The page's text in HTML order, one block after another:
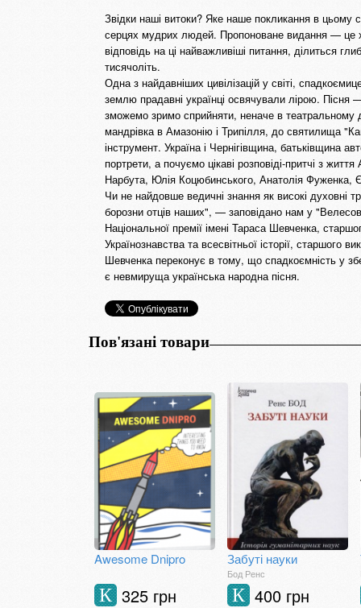
Звідки наші витоки? Яке наше покликання в цьому
серцях мудрих людей. Пропоноване видання — це
відповідь на ці найважливіші питання, ділиться
тисячоліть.
Одна з найдавніших цивілізацій у світі,
землю прадавні українці освячували лірою. Пісня
зможемо зримо сприйняти, неначе в театральному
мандрівка в Амазонію і Трипілля, до святилища
інструмент. Україна і Чернігівщина, батьківщина
портрети, а почуємо цікаві розповіді-притчі з
Нарбута, Юлія Коцюбинського, Анатолія Фуженка,
Чи не найдовше ведичні знання як високі духовні
борозни отців наших", — заповідано нам у
Національної премії імені Тараса Шевченка,
Українознавства та всесвітньої історії, старшого
Шевченка переконує в тому, що спадкоємність у
є невмируща українська народна пісня.
Пов'язані товари
Awesome Dnipro
325 грн
К
Забуті науки
Бод Ренс
400 грн
К